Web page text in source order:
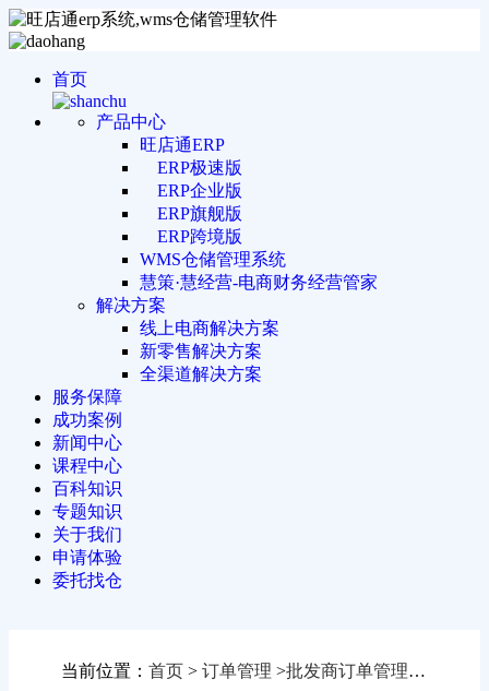
首页
产品中心
旺店通ERP
ERP极速版
ERP企业版
ERP旗舰版
ERP跨境版
WMS仓储管理系统
慧策·慧经营-电商财务经营管家
解决方案
线上电商解决方案
新零售解决方案
全渠道解决方案
服务保障
成功案例
新闻中心
课程中心
百科知识
专题知识
关于我们
申请体验
委托找仓
当前位置： 首页 > 订单管理 >批发商订单管理系统